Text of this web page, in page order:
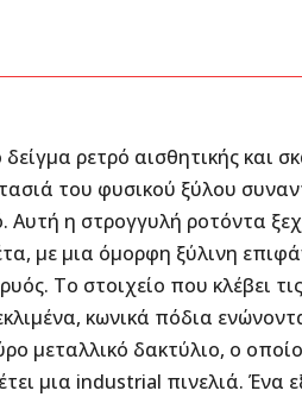
ρετρό αισθητικής και
του φυσικού ξύλου
Αυτή η στρογγυλή ροτόντα
με μια όμορφη ξύλινη
Το στοιχείο που κλέβει
κωνικά πόδια
μεταλλικό δακτύλιο, ο
μια industrial πινελιά. Ένα